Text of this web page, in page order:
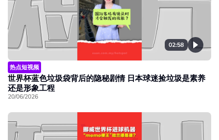
02:58
热点短视频
世界杯蓝色垃圾袋背后的隐秘剧情 日本球迷捡垃圾是素养
还是形象工程
20/06/2026